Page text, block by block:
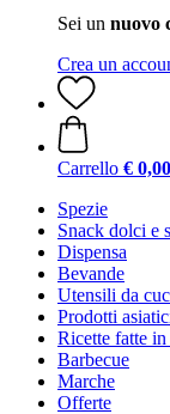
Sei un nuovo
Crea un
Carrello € 0,00
Spezie
Snack dolci e
Dispensa
Bevande
Utensili da
Prodotti
Ricette fatte in
Barbecue
Marche
Offerte